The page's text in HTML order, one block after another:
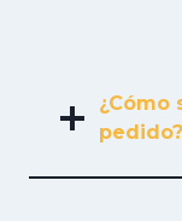
¿Cómo